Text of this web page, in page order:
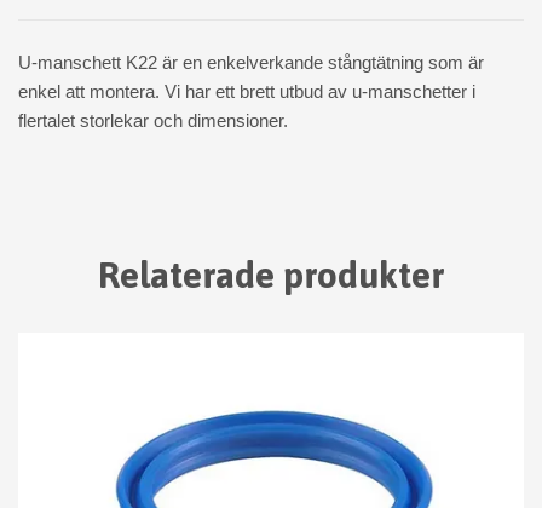
U-manschett K22 är en enkelverkande stångtätning som är
enkel att montera. Vi har ett brett utbud av u-manschetter i
flertalet storlekar och dimensioner.
Relaterade produkter